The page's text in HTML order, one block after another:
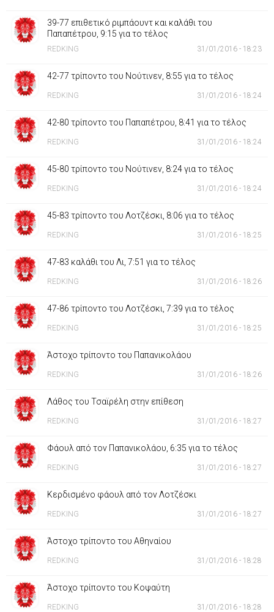
39-77 επιθετικό ριμπάουντ και καλάθι του
Παπαπέτρου, 9:15 για το τέλος
REDKING 31/01/2016 - 18:23
42-77 τρίποντο του Νούτινεν, 8:55 για το τέλος
REDKING 31/01/2016 - 18:24
42-80 τρίποντο του Παπαπέτρου, 8:41 για το τέλος
REDKING 31/01/2016 - 18:24
45-80 τρίποντο του Νούτινεν, 8:24 για το τέλος
REDKING 31/01/2016 - 18:24
45-83 τρίποντο του Λοτζέσκι, 8:06 για το τέλος
REDKING 31/01/2016 - 18:25
47-83 καλάθι του Λι, 7:51 για το τέλος
REDKING 31/01/2016 - 18:26
47-86 τρίποντο του Λοτζέσκι, 7:39 για το τέλος
REDKING 31/01/2016 - 18:25
Άστοχο τρίποντο του Παπανικολάου
REDKING 31/01/2016 - 18:26
Λάθος του Τσαϊρέλη στην επίθεση
REDKING 31/01/2016 - 18:27
Φάουλ από τον Παπανικολάου, 6:35 για το τέλος
REDKING 31/01/2016 - 18:27
Κερδισμένο φάουλ από τον Λοτζέσκι
REDKING 31/01/2016 - 18:27
Άστοχο τρίποντο του Αθηναίου
REDKING 31/01/2016 - 18:28
Άστοχο τρίποντο του Κοψαύτη
REDKING 31/01/2016 - 18:28